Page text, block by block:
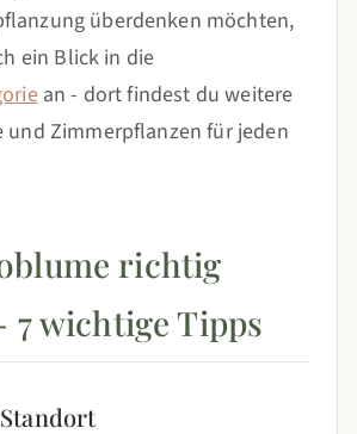
überdenken möchten,
ein Blick in die
an - dort findest du weitere
und Zimmerpflanzen für jeden
richtig
7 wichtige Tipps